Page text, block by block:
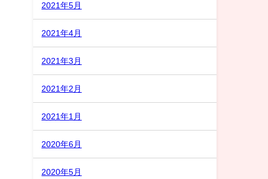
2021年5月
2021年4月
2021年3月
2021年2月
2021年1月
2020年6月
2020年5月